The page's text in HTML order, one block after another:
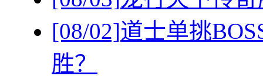
[08/02]道士单挑
胜？